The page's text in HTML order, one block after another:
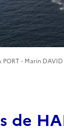
- Marin